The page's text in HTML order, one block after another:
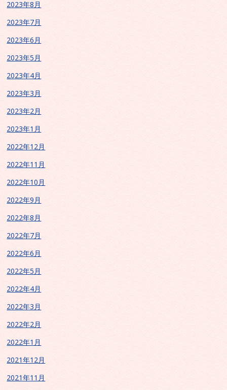
2023年8月
2023年7月
2023年6月
2023年5月
2023年4月
2023年3月
2023年2月
2023年1月
2022年12月
2022年11月
2022年10月
2022年9月
2022年8月
2022年7月
2022年6月
2022年5月
2022年4月
2022年3月
2022年2月
2022年1月
2021年12月
2021年11月